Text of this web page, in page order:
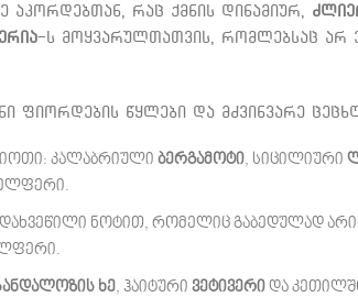
აკორდებთან, რაც ქმნის დინამიურ,
-ს მოყვარულთათვის, რომლებსაც არ
ფიორდების წყლები და მძვინვარე
კალაბრიული ბერგამოტი, სიცილიური
დახვეწილი ნოტით, რომელიც გაბედულად
ხე, ჰაიტური ვეტივერი და